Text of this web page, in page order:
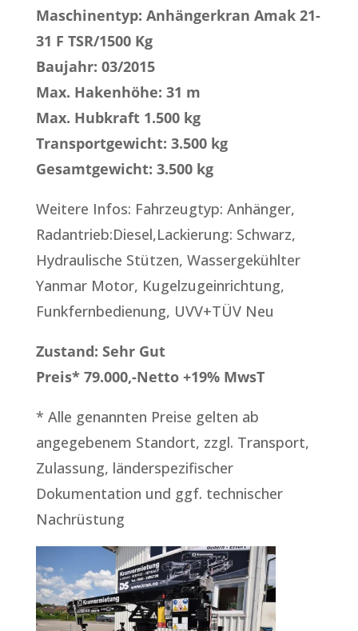
Maschinentyp: Anhängerkran Amak 21-
31 F TSR/1500 Kg
Baujahr: 03/2015
Max. Hakenhöhe: 31 m
Max. Hubkraft 1.500 kg
Transportgewicht: 3.500 kg
Gesamtgewicht: 3.500 kg
Weitere Infos: Fahrzeugtyp: Anhänger,
Radantrieb:Diesel,Lackierung: Schwarz,
Hydraulische Stützen, Wassergekühlter
Yanmar Motor, Kugelzugeinrichtung,
Funkfernbedienung, UVV+TÜV Neu
Zustand: Sehr Gut
Preis* 79.000,-Netto +19% MwsT
* Alle genannten Preise gelten ab
angegebenem Standort, zzgl. Transport,
Zulassung, länderspezifischer
Dokumentation und ggf. technischer
Nachrüstung